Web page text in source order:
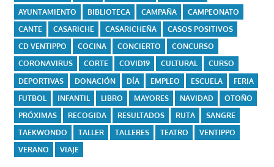
AYUNTAMIENTO
BIBLIOTECA CAMPAÑA
CAMPEONATO
CANTE
CASARICHE CASARICHEÑA
CASOS POSITIVOS
CD VENTIPPO
COCINA CONCIERTO
CONCURSO
CORONAVIRUS
CORTE COVID19 CULTURAL
CURSO
DEPORTIVAS
DONACIÓN DÍA EMPLEO ESCUELA
FERIA
FUTBOL
INFANTIL LIBRO MAYORES NAVIDAD
OTOÑO
PRÓXIMAS
RECOGIDA RESULTADOS RUTA
SANGRE
TAEKWONDO
TALLER TALLERES TEATRO
VENTIPPO
VERANO
VIAJE